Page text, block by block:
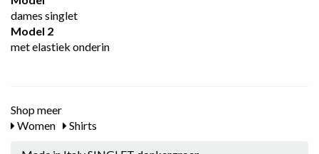
dames singlet
Model 2
met elastiek onderin
Shop meer
Women
Shirts